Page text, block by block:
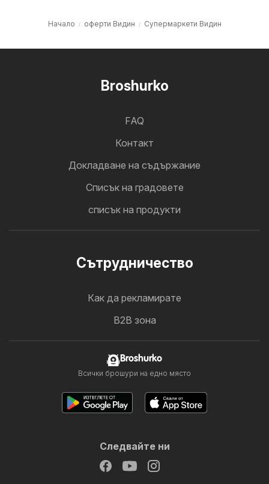
Начало оферти Видин Супермаркети Видин
Broshurko
FAQ
Контакт
Докладване на съдържание
Cписък на градовете
списък на продукти
Cътрудничество
Как да рекламирате
B2B зона
Broshurko
Всички брошури на едно място
Следвайте ни